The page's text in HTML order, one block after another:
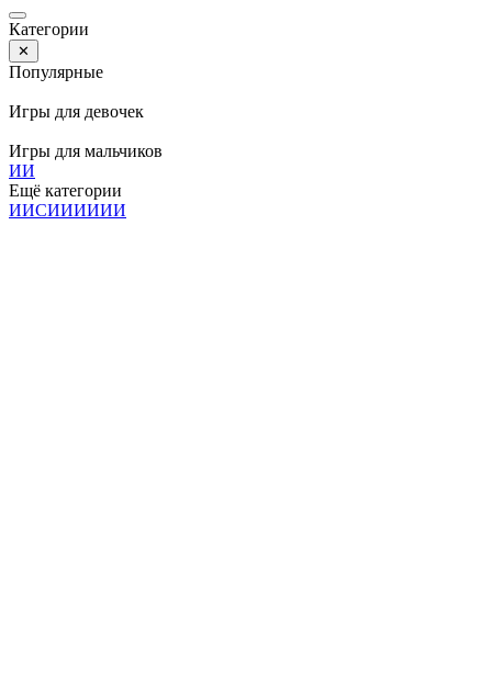
Категории
✕
Популярные
Игры для девочек
Игры для мальчиков
ИИ
Ещё категории
ИИСИИИИИИ